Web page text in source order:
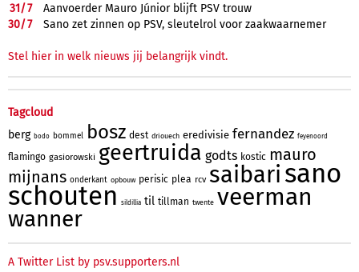
31/7
Aanvoerder Mauro Júnior blijft PSV trouw
30/7 Sano zet zinnen op PSV, sleutelrol voor zaakwaarnemer
Stel hier in welk nieuws jij belangrijk vindt.
Tagcloud
berg bodo bommel bosz dest driouech eredivisie fernandez feyenoord
flamingo gasiorowski geertruida godts kostic mauro
mijnans onderkant opbouw perisic plea rcv saibari sano
schouten sildillia til tillman twente veerman
wanner
A Twitter List by psv.supporters.nl